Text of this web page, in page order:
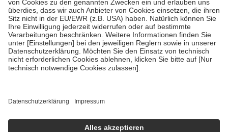
• Kindern und Jugendlichen bis zum vollendeten 18. Lebensjahr
mit Ausnahme der Fahrkosten
• Untersuchungen zur Vorsorge und Früherkennung, die von der
GKV getragen werden
• empfohlenen Schutzimpfungen
• Harn- und Blutteststreifen
getroffen, um sicherzustellen, dass es sich um echte Bewertungen
https://help.etrusted.com/hc/de/articles/4419944605341